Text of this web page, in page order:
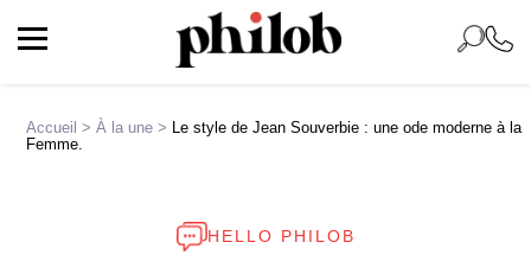
Accueil >À la une >
Le style de Jean Souverbie : une ode moderne à la
Femme.
HELLO PHILOB